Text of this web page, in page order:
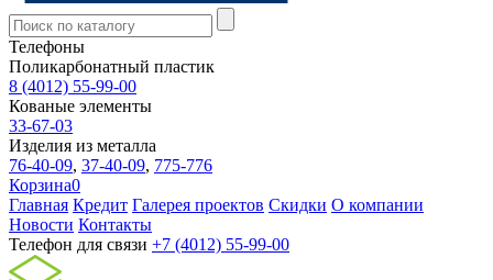
Телефоны
Поликарбонатный пластик
8 (4012) 55-99-00
Кованые элементы
33-67-03
Изделия из металла
76-40-09, 37-40-09, 775-776
Корзина0
Главная Кредит Галерея проектов Скидки О компании
Новости Контакты
Телефон для связи +7 (4012) 55-99-00